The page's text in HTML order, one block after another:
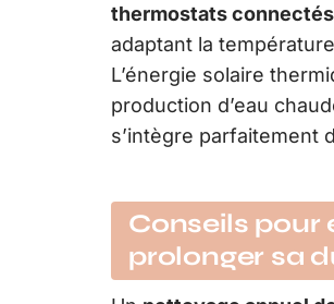
thermostats connectés
adaptant la
L’énergie solaire
production d’eau
s’intègre parfaitement
Conseils pour
prolonger sa